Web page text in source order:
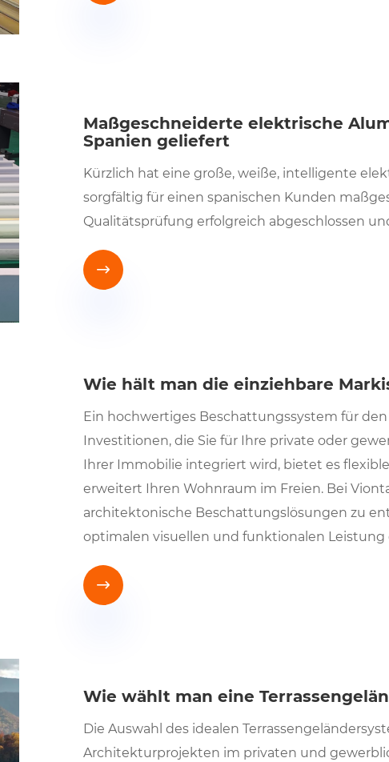
Maßgeschneiderte elektrische
Spanien geliefert
Kürzlich hat eine große, weiße, intelligente
sorgfältig für einen spanischen Kunden
Qualitätsprüfung erfolgreich abgeschlossen

Wie hält man die einziehbare
Ein hochwertiges Beschattungssystem für
Investitionen, die Sie für Ihre private oder
Ihrer Immobilie integriert wird, bietet es
erweitert Ihren Wohnraum im Freien. Bei
architektonische Beschattungslösungen zu
optimalen visuellen und funktionalen Leistung

Wie wählt man eine
Die Auswahl des idealen
Architekturprojekten im privaten und